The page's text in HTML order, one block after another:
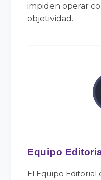
impiden operar
objetividad.
Equipo
El Equipo Editorial